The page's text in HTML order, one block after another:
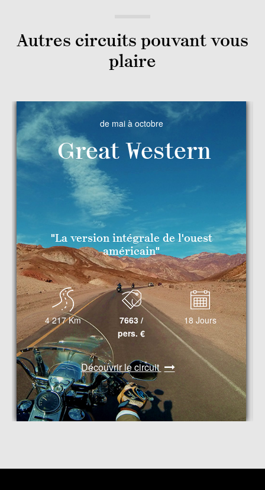
Autres circuits pouvant vous
plaire
de mai à octobre
Great Western
"La version intégrale de l'ouest
américain"
4 217Km
7663 /
pers. €
18 Jours
Découvrir le circuit